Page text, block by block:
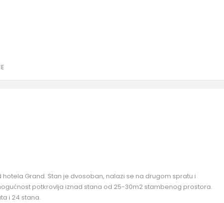
hotela Grand. Stan je dvosoban, nalazi se na drugom spratu i
potkrovlja iznad stana od 25-30m2 stambenog prostora.
i 24 stana.